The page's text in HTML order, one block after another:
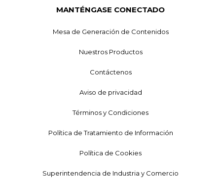
MANTÉNGASE CONECTADO
Mesa de Generación de Contenidos
Nuestros Productos
Contáctenos
Aviso de privacidad
Términos y Condiciones
Política de Tratamiento de Información
Política de Cookies
Superintendencia de Industria y Comercio